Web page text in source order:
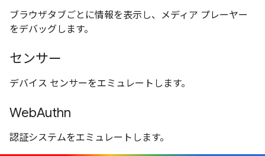
ブラウザタブごとに情報を表示し、メディア プレーヤー
をデバッグします。
センサー
デバイス センサーをエミュレートします。
WebAuthn
認証システムをエミュレートします。